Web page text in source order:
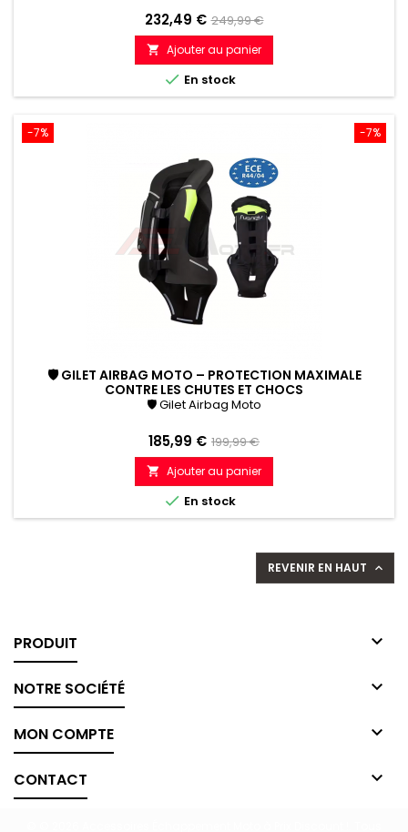
Prix
232,49 € Prix
de
référence
249,99 €
 Ajouter au panier
 En stock
-7%
-7%
🛡 GILET AIRBAG MOTO – PROTECTION MAXIMALE
CONTRE LES CHUTES ET CHOCS
🛡 Gilet Airbag Moto
Prix
185,99 € Prix
de
référence
199,99 €
 Ajouter au panier
 En stock
REVENIR EN HAUT 
PRODUIT 
NOTRE SOCIÉTÉ 
MON COMPTE 
CONTACT 